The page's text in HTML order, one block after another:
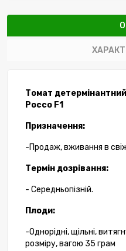
Томат
Россо F1
Призначення:
-Продаж, вживання в
Термін дозрівання:
- Середньопізній.
Плоди:
-Однорідні, щільні,
розміру, вагою 35 грам